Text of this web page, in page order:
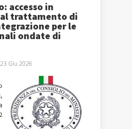
accesso in
trattamento di
per le
ondate di
Giu 2026